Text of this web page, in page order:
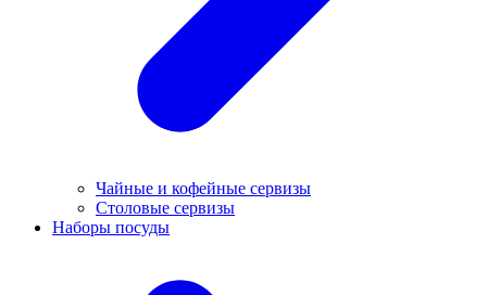
Чайные и кофейные сервизы
Столовые сервизы
Наборы посуды